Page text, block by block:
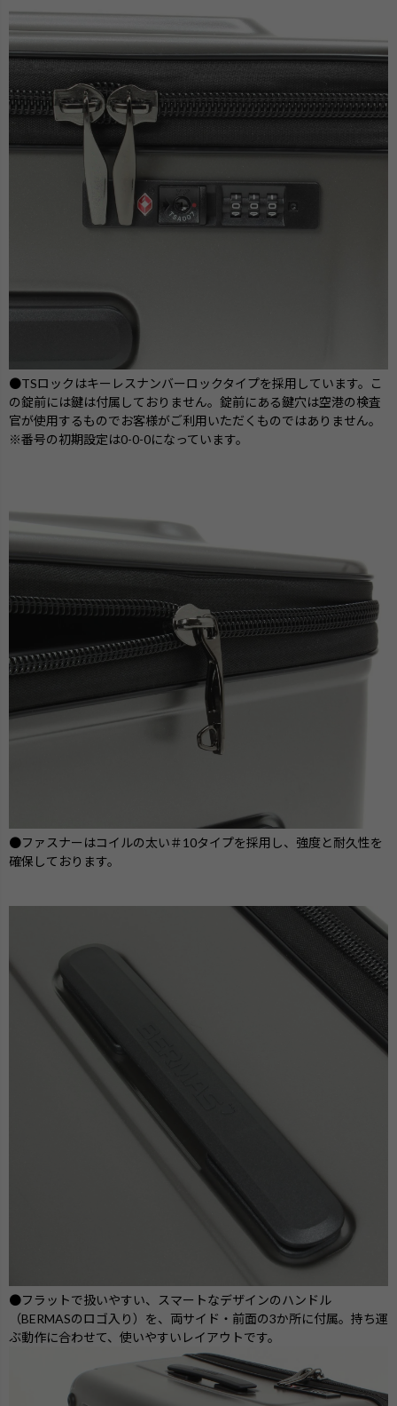
●TSロックはキーレスナンバーロックタイプを採用しています。こ
の錠前には鍵は付属しておりません。錠前にある鍵穴は空港の検査
官が使用するものでお客様がご利用いただくものではありません。
※番号の初期設定は0-0-0になっています。
●ファスナーはコイルの太い＃10タイプを採用し、強度と耐久性を
確保しております。
●フラットで扱いやすい、スマートなデザインのハンドル
（BERMASのロゴ入り）を、両サイド・前面の3か所に付属。持ち運
ぶ動作に合わせて、使いやすいレイアウトです。